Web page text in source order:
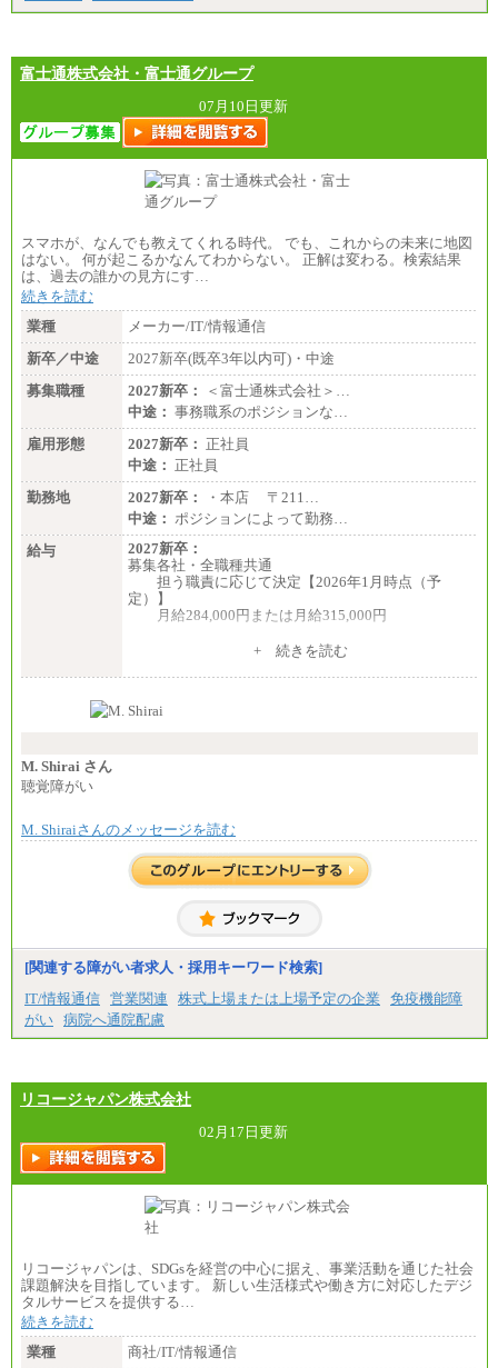
富士通株式会社・富士通グループ
07月10日更新
スマホが、なんでも教えてくれる時代。 でも、これからの未来に地図
はない。 何が起こるかなんてわからない。 正解は変わる。検索結果
は、過去の誰かの見方にす…
続きを読む
業種
メーカー/IT/情報通信
新卒／中途
2027新卒(既卒3年以内可)・中途
募集職種
2027新卒：
＜富士通株式会社＞…
中途： 事務職系のポジションな…
雇用形態
2027新卒： 正社員
中途： 正社員
勤務地
2027新卒：
・本店 〒211…
中途： ポジションによって勤務…
給与
2027新卒：
募集各社・全職種共通
担う職責に応じて決定【2026年1月時点（予
定）】
月給284,000円または月給315,000円
※入社後早期から、自律的な業務遂行が求めら
す。
い職責を担う方については、さらに高い金額を個別
※上記に加え、所定労働時間外に勤務をした場
※試用期間中も給与に変更はございません。
＜募集各社・全職種共通＞
月給21万円以上～
※試用期間中の給与に変更はありません。
ます。
+ 続きを読む
M. Shirai さん
聴覚障がい
M. Shiraiさんのメッセージを読む
[関連する障がい者求人・採用キーワード検索]
IT/情報通信 営業関連 株式上場または上場予定の企業
免疫機能障
がい 病院へ通院配慮
リコージャパン株式会社
02月17日更新
リコージャパンは、SDGsを経営の中心に据え、事業活動を通じた社会
課題解決を目指しています。 新しい生活様式や働き方に対応したデジ
タルサービスを提供する…
続きを読む
業種
商社/IT/情報通信